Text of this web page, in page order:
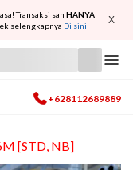
Transaksi sah HANYA
selengkapnya Di sini X
+628112689889
[STD, NB]